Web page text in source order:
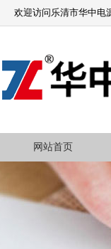
欢迎访问乐清市华中电
网站首页